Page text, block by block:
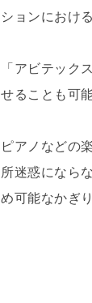
ションにおけ
「アビテック
せることも可
ピアノなどの
所迷惑になら
め可能なかぎ